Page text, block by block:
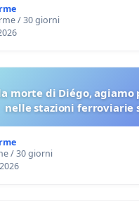
/ 30 giorni
morte di Diégo, agiamo
nelle stazioni ferroviarie
/ 30 giorni